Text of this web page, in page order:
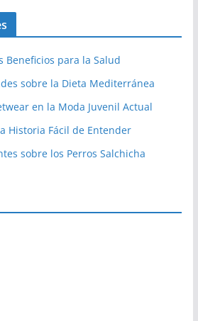
Beneficios para la Salud
sobre la Dieta Mediterránea
en la Moda Juvenil Actual
Historia Fácil de Entender
sobre los Perros Salchicha